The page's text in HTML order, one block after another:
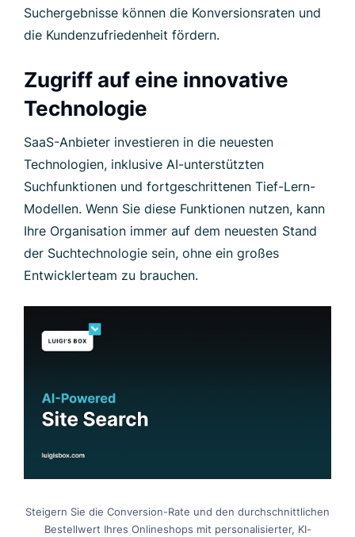
Suchergebnisse können die Konversionsraten und
die Kundenzufriedenheit fördern.
Zugriff auf eine innovative
Technologie
SaaS-Anbieter investieren in die neuesten
Technologien, inklusive AI-unterstützten
Suchfunktionen und fortgeschrittenen Tief-Lern-
Modellen. Wenn Sie diese Funktionen nutzen, kann
Ihre Organisation immer auf dem neuesten Stand
der Suchtechnologie sein, ohne ein großes
Entwicklerteam zu brauchen.
Steigern Sie die Conversion-Rate und den durchschnittlichen
Bestellwert Ihres Onlineshops mit personalisierter, KI-